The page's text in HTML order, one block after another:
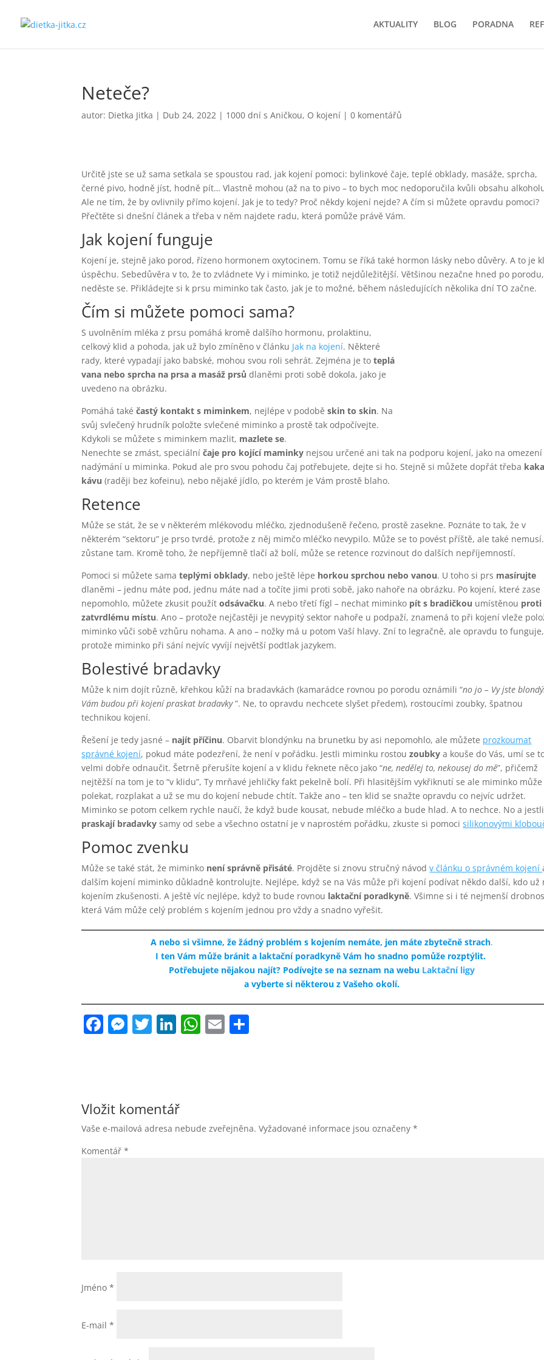
AKTUALITY BLOG PORADNA
Neteče?
autor: Dietka Jitka | Dub 24, 2022 | 1000 dní s Aničkou, O kojení |0 komentářů
Určitě jste se už sama setkala se spoustou rad, jak kojení pomoci: bylinkové čaje, teplé obklady, masáže, sprcha,
černé pivo, hodně jíst, hodně pít… Vlastně mohou (až na to pivo – to bych moc nedoporučila kvůli obsahu
Ale ne tím, že by ovlivnily přímo kojení. Jak je to tedy? Proč někdy kojení nejde? A čím si můžete opravdu pomoci?
Přečtěte si dnešní článek a třeba v něm najdete radu, která pomůže právě Vám.
Jak kojení funguje
Kojení je, stejně jako porod, řízeno hormonem oxytocinem. Tomu se říká také hormon lásky nebo důvěry. A to je
úspěchu. Sebedůvěra v to, že to zvládnete Vy i miminko, je totiž nejdůležitější. Většinou nezačne hned po
neděste se. Přikládejte si k prsu miminko tak často, jak je to možné, během následujících několika dní TO začne.
Čím si můžete pomoci sama?
S uvolněním mléka z prsu pomáhá kromě dalšího hormonu, prolaktinu,
celkový klid a pohoda, jak už bylo zmíněno v článku Jak na kojení. Některé
rady, které vypadají jako babské, mohou svou roli sehrát. Zejména je toteplá
vana nebo sprcha na prsa a masáž prsůdlaněmi proti sobě dokola, jako je
uvedeno na obrázku.
Pomáhá takéčastý kontakt s miminkem, nejlépe v podoběskin to skin. Na
svůj svlečený hrudník položte svlečené miminko a prostě tak odpočívejte.
Kdykoli se můžete s miminkem mazlit, mazlete se.
Nenechte se zmást, speciálníčaje pro kojící maminky nejsou určené ani tak na podporu kojení, jako na omezení
nadýmání u miminka. Pokud ale pro svou pohodu čaj potřebujete, dejte si ho. Stejně si můžete dopřát třeba
kávu(raději bez kofeinu), nebo nějaké jídlo, po kterém je Vám prostě blaho.
Retence
Může se stát, že se v některém mlékovodu mléčko, zjednodušeně řečeno, prostě zasekne. Poznáte to tak, že v
některém “sektoru” je prso tvrdé, protože z něj mimčo mléčko nevypilo. Může se to povést příště, ale také
zůstane tam. Kromě toho, že nepříjemně tlačí až bolí, může se retence rozvinout do dalších nepříjemností.
Pomoci si můžete samateplými obklady, nebo ještě lépe horkou sprchou nebo vanou. U toho si prs masírujte
dlaněmi – jednu máte pod, jednu máte nad a točíte jimi proti sobě, jako nahoře na obrázku. Po kojení, které zase
nepomohlo, můžete zkusit použítodsávačku. A nebo třetí fígl – nechat miminko pít s bradičkou umístěnou proti
zatvrdlému místu. Ano – protože nejčastěji je nevypitý sektor nahoře u podpaží, znamená to při kojení vleže
miminko vůči sobě vzhůru nohama. A ano – nožky má u potom Vaší hlavy. Zní to legračně, ale opravdu to funguje,
protože miminko při sání nejvíc vyvíjí největší podtlak jazykem.
Bolestivé bradavky
Může k nim dojít různě, křehkou kůží na bradavkách (kamarádce rovnou po porodu oznámili “no jo – Vy jste
Vám budou při kojení praskat bradavky”. Ne, to opravdu nechcete slyšet předem), rostoucími zoubky, špatnou
technikou kojení.
Řešení je tedy jasné – najít příčinu. Obarvit blondýnku na brunetku by asi nepomohlo, ale můžete prozkoumat
správné kojení, pokud máte podezření, že není v pořádku. Jestli miminku rostouzoubkya kouše do Vás, umí se
velmi dobře odnaučit. Šetrně přerušíte kojení a v klidu řeknete něco jako “ne, nedělej to, nekousej do mě”, přičemž
nejtěžší na tom je to “v klidu”, Ty mrňavé jehličky fakt pekelně bolí. Při hlasitějším vykřiknutí se ale miminko může
polekat, rozplakat a už se mu do kojení nebude chtít. Takže ano – ten klid se snažte opravdu co nejvíc udržet.
Miminko se potom celkem rychle naučí, že když bude kousat, nebude mléčko a bude hlad. A to nechce. No a jestli
praskají bradavkysamy od sebe a všechno ostatní je v naprostém pořádku, zkuste si pomocisilikonovými
Pomoc zvenku
Může se také stát, že miminko není správně přisáté. Projděte si znovu stručný návodv článku o správném kojení
dalším kojení miminko důkladně kontrolujte. Nejlépe, když se na Vás může při kojení podívat někdo další, kdo už
kojením zkušenosti. A ještě víc nejlépe, když to bude rovnou laktační poradkyně. Všimne si i té nejmenší
která Vám může celý problém s kojením jednou pro vždy a snadno vyřešit.
A nebo si všimne, že žádný problém s kojením nemáte, jen máte zbytečně strach.
I ten Vám může bránit a laktační poradkyně Vám ho snadno pomůže rozptýlit.
Potřebujete nějakou najít? Podívejte se na seznam na webu Laktační ligy
a vyberte si některou z Vašeho okolí.
F
b
o
o
k
M
n
g
er
T Li
dI
n
W
p
p
E
Vložit komentář
Vaše e-mailová adresa nebude zveřejněna. Vyžadované informace jsou označeny*
Komentář*
Jméno*
E-mail*